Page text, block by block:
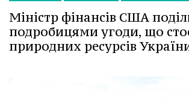
Міністр фінансів США
подробицями угоди, що
природних ресурсів